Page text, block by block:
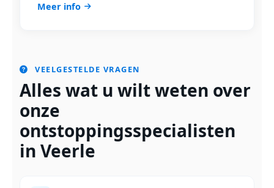
Meer info
VEELGESTELDE VRAGEN
Alles wat u wilt weten over
onze
ontstoppingsspecialisten
in Veerle